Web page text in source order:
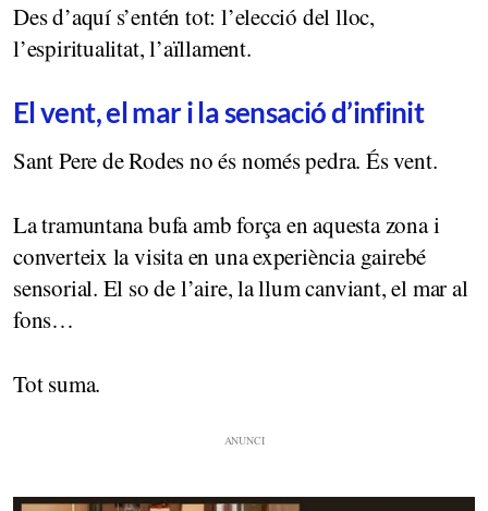
Des d’aquí s’entén tot: l’elecció del lloc,
l’espiritualitat, l’aïllament.
El vent, el mar i la sensació d’infinit
Sant Pere de Rodes no és només pedra. És vent.
La tramuntana bufa amb força en aquesta zona i
converteix la visita en una experiència gairebé
sensorial. El so de l’aire, la llum canviant, el mar al
fons…
Tot suma.